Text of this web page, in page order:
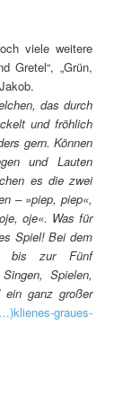
viele weitere
Gretel“, „Grün,
das durch
und fröhlich
gern. Können
und Lauten
es die zwei
– »piep, piep«,
oje«. Was für
Spiel! Bei dem
bis zur Fünf
Spielen,
ein ganz großer
graues-